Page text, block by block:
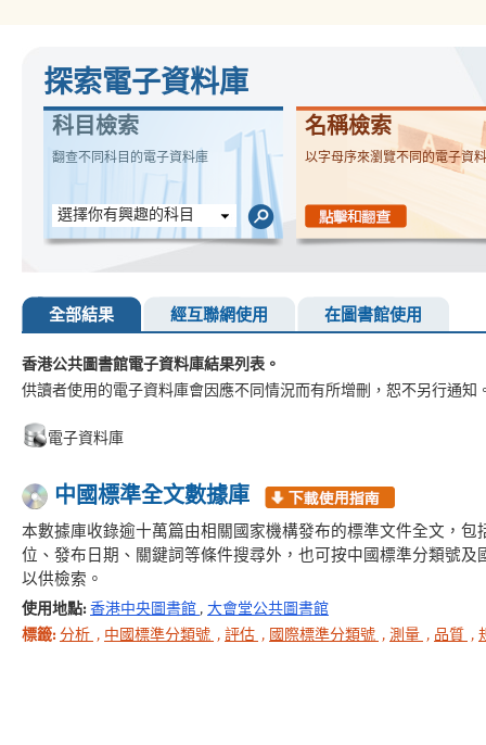
探索電子資料庫
科目檢索
翻查不同科目的電子資料庫
選擇你有興趣的科目
名稱檢索
以字母序來瀏覽不同的電子資
全部結果 經互聯網使用 在圖書館使用
香港公共圖書館電子資料庫結果列表。
供讀者使用的電子資料庫會因應不同情況而有所增刪，恕不另行通知
電子資料庫
中國標準全文數據庫
本數據庫收錄逾十萬篇由相關國家機構發布的標準文件全文，
位、發布日期、關鍵詞等條件搜尋外，也可按中國標準分類號
以供檢索。
使用地點: 香港中央圖書館 , 大會堂公共圖書館
標籤: 分析 , 中國標準分類號 , 評估 , 國際標準分類號 , 測量 , 品質 ,